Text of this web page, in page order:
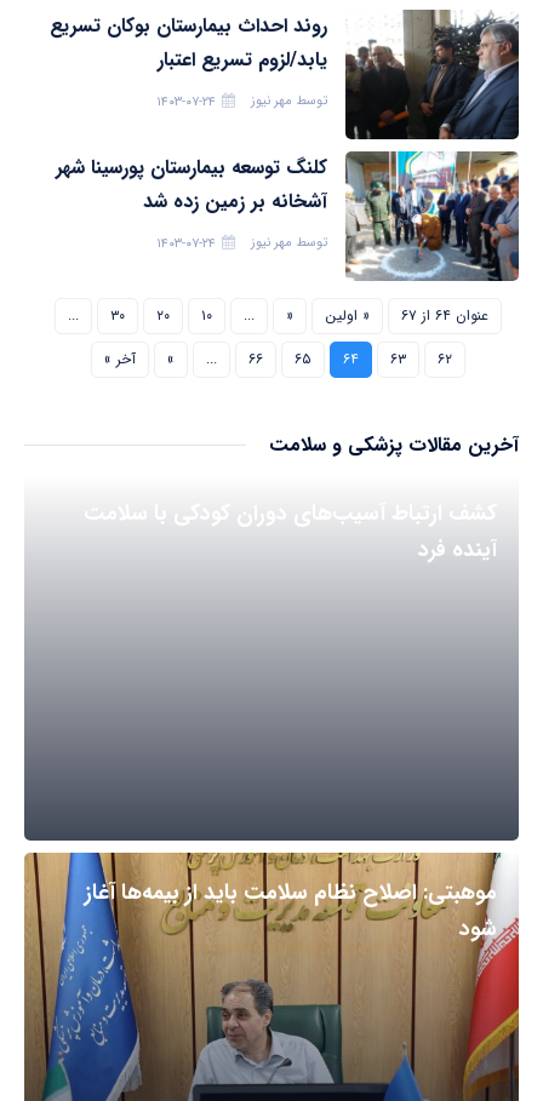
روند احداث بیمارستان بوکان تسریع
یابد/لزوم تسریع اعتبار
توسط مهر نیوز ۱۴۰۳-۰۷-۲۴
کلنگ‌ توسعه بیمارستان پورسینا شهر
آشخانه بر زمین زده شد
توسط مهر نیوز ۱۴۰۳-۰۷-۲۴
عنوان ۶۴ از ۶۷ « اولین «
... ۱۰ ۲۰ ۳۰
...
۶۲
۶۳ ۶۴ ۶۵ ۶۶ ...
» آخر »
آخرین مقالات پزشکی و سلامت
کشف ارتباط آسیب‌های دوران کودکی با سلامت
آینده فرد
موهبتی: اصلاح نظام سلامت باید از بیمه‌ها آغاز
شود